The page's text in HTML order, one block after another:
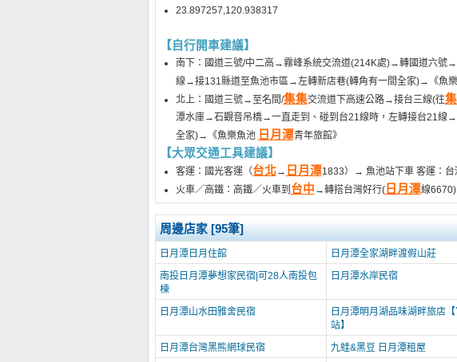
23.897257,120.938317
【自行開車建議】
南下：國道三號/中二高→霧峰系統交流道(214K處)→轉國道六號
線→接131縣道至魚池市區→左轉新店巷(轉角有一間全家)→《魚
北上：國道三號→至名間/集集交流道下高速公路→接台三線(往
潭水庫→石觀音吊橋→一直走到、碰到台21線時，左轉接台21線
全家)→《魚樂魚池 日月潭青年旅館》
【大眾交通工具建議】
客運：國光客運（台北→ 日月潭1833）→ 魚池站下車 客運：台
火車／高鐵：高鐵／火車到 台中 →轉搭台灣好行(日月潭線
周邊店家 [95筆]
日月潭日月住館 日月潭全家湖畔渡假山莊
南投日月潭夢想家民宿|可28人南投包
棟
日月潭水岸民宿
日月潭山水田雅舍民宿
日月潭明月湖品味湖畔旅店
站】
日月潭台灣黑熊網球民宿
九蛙&黑豆 日月潭租屋